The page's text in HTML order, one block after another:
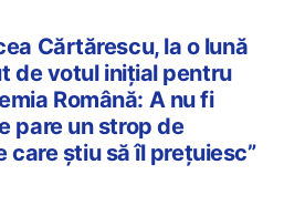
Cărtărescu, la o lună
de votul inițial pentru
Română: A nu fi
pare un strop de
care știu să îl prețuiesc”